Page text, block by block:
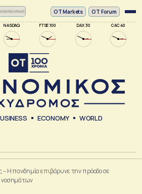
NASDAQ FTSE 100 DAX 30 CAC 40
ΟΤ Markets OT Forum
ECONOMY WORLD
– Η πανδημία επιβάρυνε την πρόοδο σε
νοσημάτων